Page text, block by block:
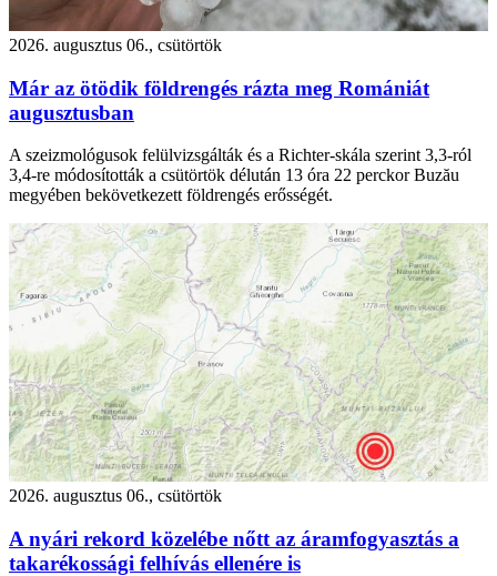
2026. augusztus 06., csütörtök
Már az ötödik földrengés rázta meg Romániát
augusztusban
A szeizmológusok felülvizsgálták és a Richter-skála szerint 3,3-ról
3,4-re módosították a csütörtök délután 13 óra 22 perckor Buzău
megyében bekövetkezett földrengés erősségét.
2026. augusztus 06., csütörtök
A nyári rekord közelébe nőtt az áramfogyasztás a
takarékossági felhívás ellenére is